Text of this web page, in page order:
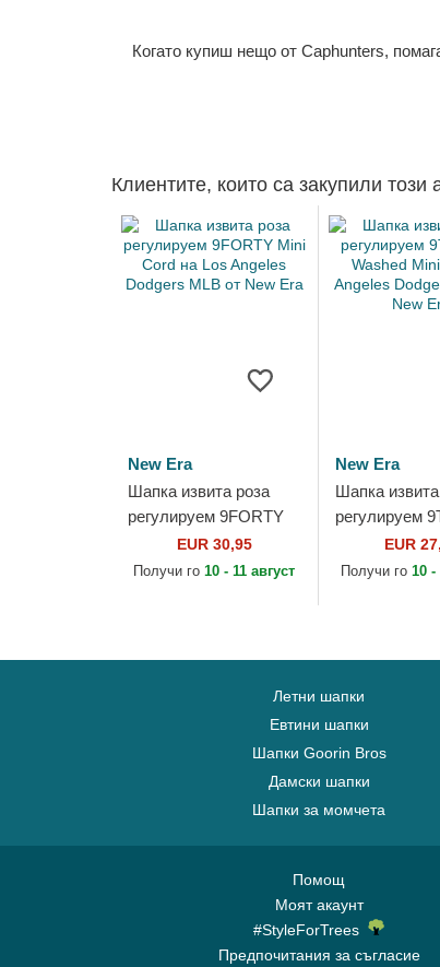
Когато купиш нещо от Caphunters,
Клиентите, които са закупили
New Era
Шапка извита роза
регулируем 9FORTY
Mini Cord на Los
Angeles Dodgers MLB
EUR 30,95
Получи го10 - 11 август
New Era
Шапка
регулируем
Washed Mini
Angeles
EUR
Получи го10 -
Летни шапки
Евтини шапки
Шапки Goorin Bros
Дамски шапки
Шапки за момчета
Помощ
Моят акаунт
#StyleForTrees
Предпочитания за съгласие